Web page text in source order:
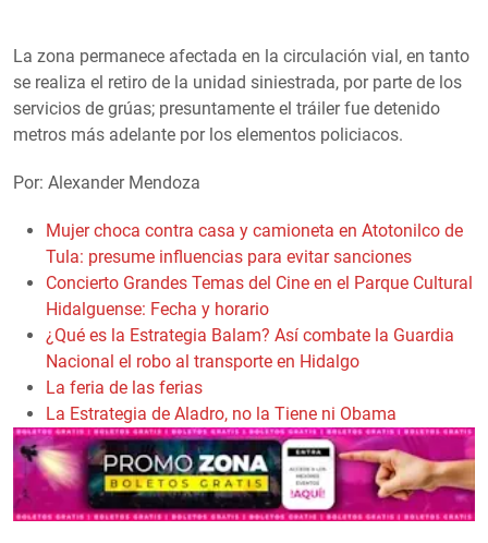
La zona permanece afectada en la circulación vial, en tanto
se realiza el retiro de la unidad siniestrada, por parte de los
servicios de grúas; presuntamente el tráiler fue detenido
metros más adelante por los elementos policiacos.
Por: Alexander Mendoza
Mujer choca contra casa y camioneta en Atotonilco de
Tula: presume influencias para evitar sanciones
Concierto Grandes Temas del Cine en el Parque Cultural
Hidalguense: Fecha y horario
¿Qué es la Estrategia Balam? Así combate la Guardia
Nacional el robo al transporte en Hidalgo
La feria de las ferias
La Estrategia de Aladro, no la Tiene ni Obama